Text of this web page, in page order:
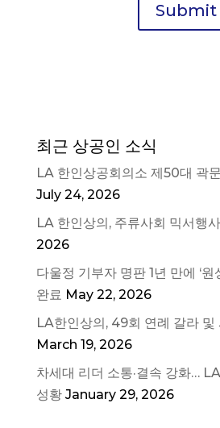
최근 상공인 소식
LA 한인상공회의소 제50대 곽
July 24, 2026
LA 한인상의, 주류사회 믹서행
2026
다울정 기부자 명판 1년 만에 ‘원
완료 May 22, 2026
LA한인상의, 49회 연례 갈라 및
March 19, 2026
차세대 리더 소통·결속 강화…
성황 January 29, 2026